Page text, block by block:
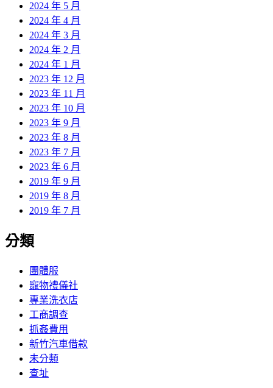
2024 年 5 月
2024 年 4 月
2024 年 3 月
2024 年 2 月
2024 年 1 月
2023 年 12 月
2023 年 11 月
2023 年 10 月
2023 年 9 月
2023 年 8 月
2023 年 7 月
2023 年 6 月
2019 年 9 月
2019 年 8 月
2019 年 7 月
分類
團體服
寵物禮儀社
專業洗衣店
工商調查
抓姦費用
新竹汽車借款
未分類
查址